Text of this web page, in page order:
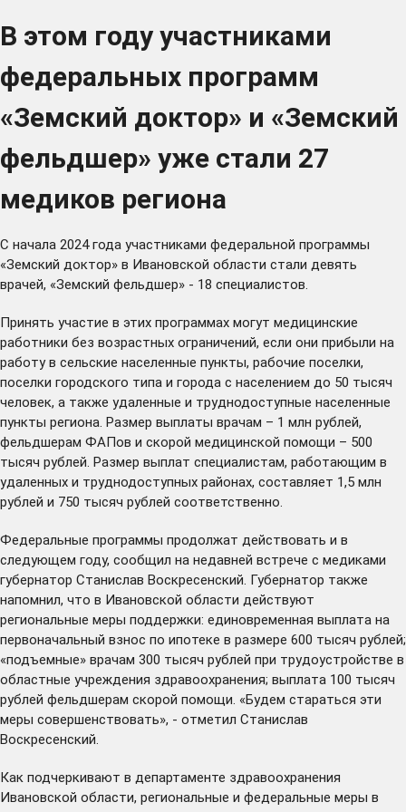
В этом году участниками
федеральных программ
«Земский доктор» и «Земский
фельдшер» уже стали 27
медиков региона
С начала 2024 года участниками федеральной программы
«Земский доктор» в Ивановской области стали девять
врачей, «Земский фельдшер» - 18 специалистов.
Принять участие в этих программах могут медицинские
работники без возрастных ограничений, если они прибыли на
работу в сельские населенные пункты, рабочие поселки,
поселки городского типа и города с населением до 50 тысяч
человек, а также удаленные и труднодоступные населенные
пункты региона. Размер выплаты врачам – 1 млн рублей,
фельдшерам ФАПов и скорой медицинской помощи – 500
тысяч рублей. Размер выплат специалистам, работающим в
удаленных и труднодоступных районах, составляет 1,5 млн
рублей и 750 тысяч рублей соответственно.
Федеральные программы продолжат действовать и в
следующем году, сообщил на недавней встрече с медиками
губернатор Станислав Воскресенский. Губернатор также
напомнил, что в Ивановской области действуют
региональные меры поддержки: единовременная выплата на
первоначальный взнос по ипотеке в размере 600 тысяч рублей;
«подъемные» врачам 300 тысяч рублей при трудоустройстве в
областные учреждения здравоохранения; выплата 100 тысяч
рублей фельдшерам скорой помощи. «Будем стараться эти
меры совершенствовать», - отметил Станислав
Воскресенский.
Как подчеркивают в департаменте здравоохранения
Ивановской области, региональные и федеральные меры в